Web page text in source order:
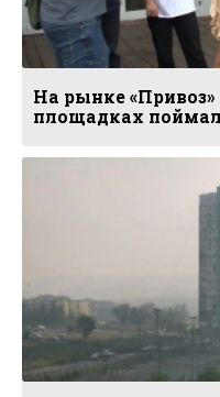
На рынке
площадках